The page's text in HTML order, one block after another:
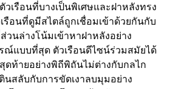
เรือนที่บางเป็นพิเศษและฝาหลังทรง
อนที่ดูมีสไตล์ถูกเชื่อมเข้าด้วยกันกับ
นล่างโน้มเข้าหาฝาหลังอย่าง
แบบที่สุด ตัวเรือนดีไซน์ร่วมสมัยได้
ดท้ายอย่างพิถีพิถันไม่ต่างกับกลไก
สลับกับการขัดเงาลบมุมอย่าง